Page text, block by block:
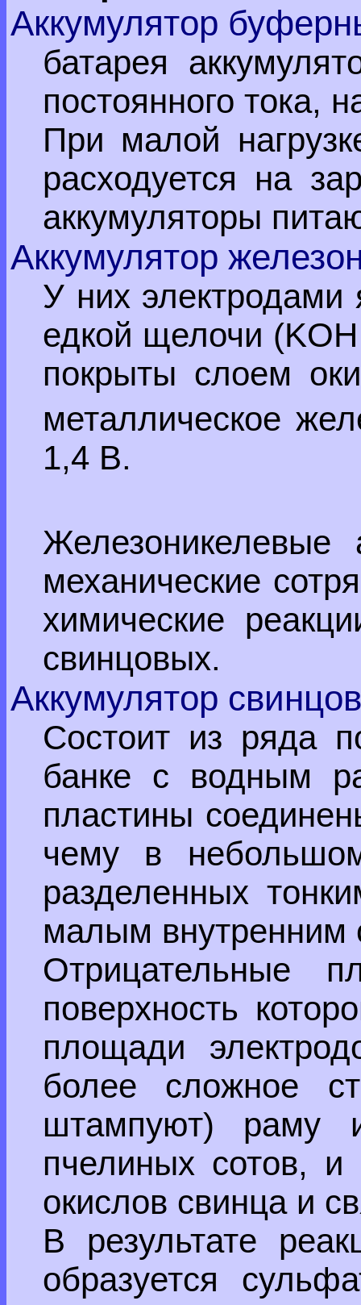
Аккумулятор
батарея
постоянного тока,
При малой
расходуется на
аккумуляторы
Аккумулятор
У них электродами
едкой щелочи
покрыты слоем
металлическое
1,4 В.
Железоникелевые
механические
химические
свинцовых.
Аккумулятор
Состоит из ряда
банке с водным
пластины
чему в
разделенных
малым внутренним
Отрицательные
поверхность
площади
более сложное
штампуют) раму
пчелиных сотов,
окислов свинца и
В результате
образуется